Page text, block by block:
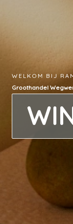
WELKOM BIJ
Groothandel